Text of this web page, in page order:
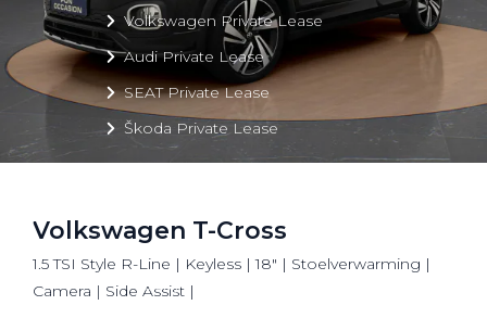
Volkswagen Private Lease
Audi Private Lease
SEAT Private Lease
Škoda Private Lease
Bekijk alle aanbiedingen
Volkswagen T-Cross
1.5 TSI Style R-Line | Keyless | 18" | Stoelverwarming |
Camera | Side Assist |